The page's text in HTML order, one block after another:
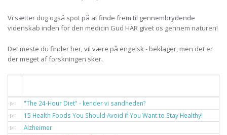
Vi sætter dog også spot på at finde frem til gennembrydende
videnskab inden for den medicin Gud HAR givet os gennem naturen!
Det meste du finder her, vil være på engelsk - beklager, men det er
der meget af forskningen sker.
"The 24-Hour Diet" - kender vi sandheden?
15 Health Foods You Should Avoid if You Want to Stay Healthy!
Alzheimer